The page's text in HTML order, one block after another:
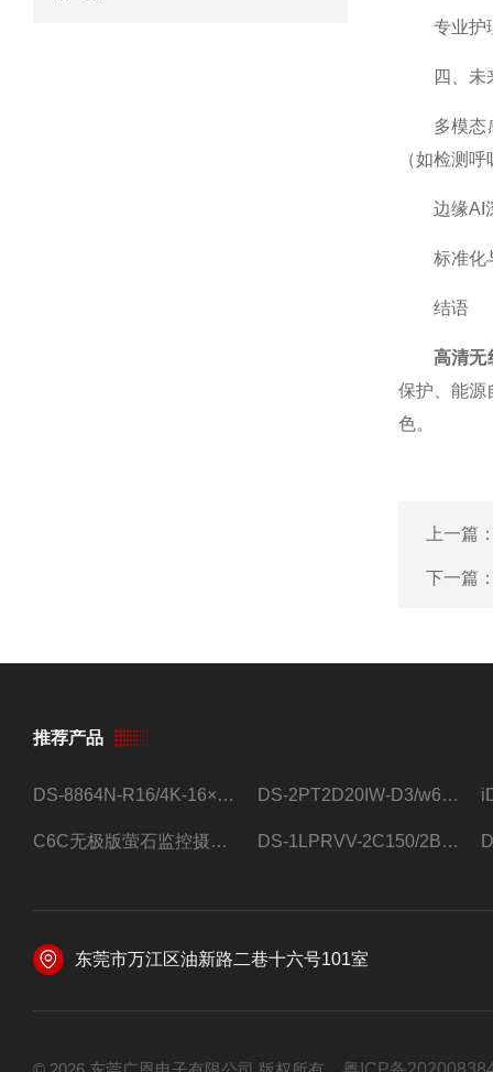
专业护理
四、未
多模态感
（如检测
边缘AI深
标准化与
结语
高清无
保护、能源
色。
上一篇
下一篇
推荐产品
DS-8864N-R16/4K-16×4T/希捷16盘位录像机 DS-2PT2D20IW-D3/w64路高清硬盘录像机
C6C无极版萤石监控摄像头 DS-1LPRVV-2C150/2B监控室外夜视高清电源线护套线200米/卷
东莞市万江区油新路二巷十六号101室